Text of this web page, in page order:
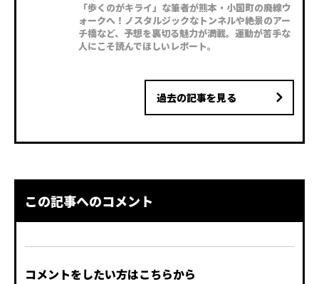
「歩くのがキライ」な筆者が熊本・小国町の廃線ウ
ォークへ！ノスタルジックなトンネルや絶景のアー
チ橋など、予想を裏切る魅力が満載。運動が苦手な
人にこそ読んでほしいレポート。
過去の記事を見る
この記事へのコメント
コメントをしたい方はこちらから